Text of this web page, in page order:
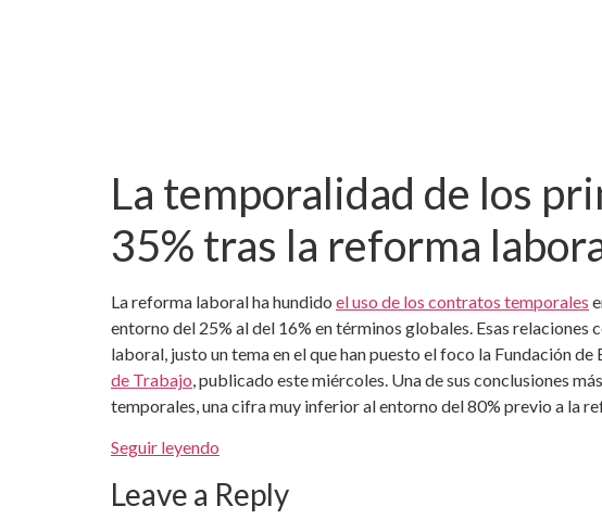
La temporalidad de los
35% tras la reforma
La reforma laboral ha hundido el uso de los contratos temporales
entorno del 25% al del 16% en términos globales. Esas relaciones
laboral, justo un tema en el que han puesto el foco la Fundación
de Trabajo, publicado este miércoles. Una de sus conclusiones
temporales, una cifra muy inferior al entorno del 80% previo a la
Seguir leyendo
Leave a Reply